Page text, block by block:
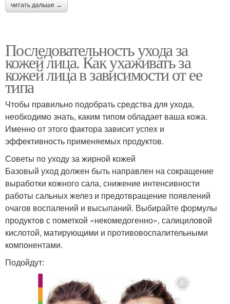
читать дальше →
Последовательность ухода за
кожей лица. Как ухаживать за
кожей лица в зависимости от ее
типа
Чтобы правильно подобрать средства для ухода,
необходимо знать, каким типом обладает ваша кожа.
Именно от этого фактора зависит успех и
эффективность применяемых продуктов.
Советы по уходу за жирной кожей
Базовый уход должен быть направлен на сокращение
выработки кожного сала, снижение интенсивности
работы сальных желез и предотвращение появлений
очагов воспалений и высыпаний. Выбирайте формулы
продуктов с пометкой «некомедогенно», салициловой
кислотой, матирующими и противовоспалительными
компонентами.
Подойдут: